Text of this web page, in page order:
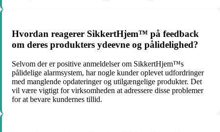
Hvordan reagerer SikkertHjem™ på feedback
om deres produkters ydeevne og pålidelighed?
Selvom der er positive anmeldelser om SikkertHjem™s
pålidelige alarmsystem, har nogle kunder oplevet udfordringer
med manglende opdateringer og utilgængelige produkter. Det
vil være vigtigt for virksomheden at adressere disse problemer
for at bevare kundernes tillid.